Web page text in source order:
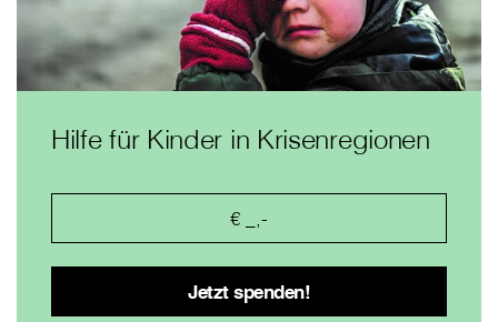
Hilfe für Kinder in Krisenregionen